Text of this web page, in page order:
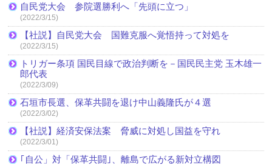
自民党大会 参院選勝利へ「先頭に立つ」
(2022/3/15)
【社説】自民党大会 国難克服へ覚悟持って対処を
(2022/3/15)
トリガー条項 国民目線で政治判断を－国民民主党 玉木雄一
郎代表
(2022/3/09)
石垣市長選、保革共闘を退け中山義隆氏が４選
(2022/3/02)
【社説】経済安保法案 脅威に対処し国益を守れ
(2022/3/01)
｢自公」対「保革共闘｣、離島で広がる新対立構図